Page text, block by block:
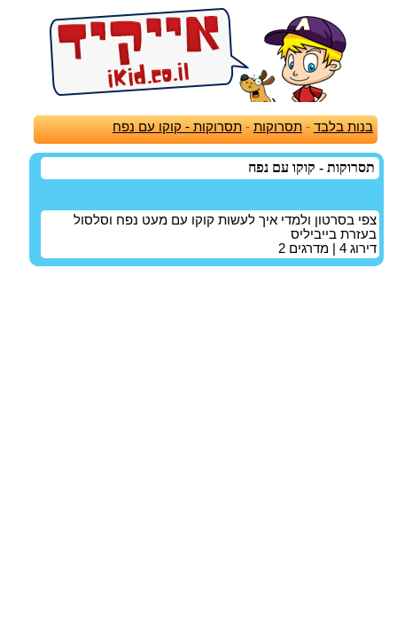
בנות בלבד -תסרוקות -תסרוקות - קוקו עם נפח
תסרוקות - קוקו עם נפח
צפי בסרטון ולמדי איך לעשות קוקו עם מעט נפח וסלסול
בעזרת בייביליס
דירוג 4 | מדרגים 2